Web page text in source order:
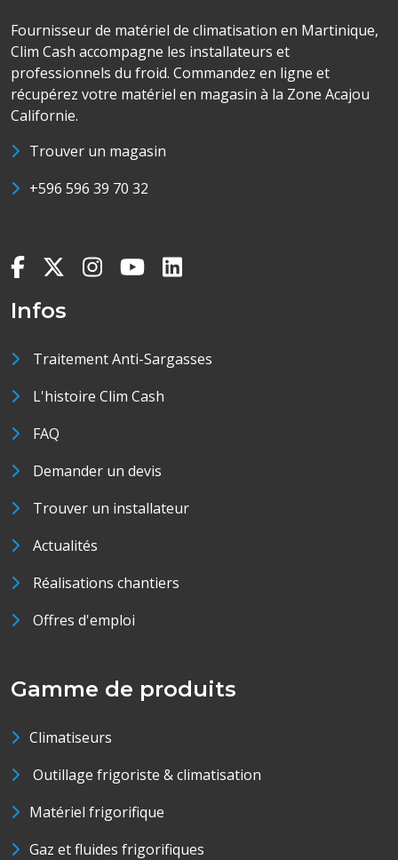
Fournisseur de matériel de climatisation en Martinique,
Clim Cash accompagne les installateurs et
professionnels du froid. Commandez en ligne et
récupérez votre matériel en magasin à la Zone Acajou
Californie.
Trouver un magasin
+596 596 39 70 32
Infos
Traitement Anti-Sargasses
L'histoire Clim Cash
FAQ
Demander un devis
Trouver un installateur
Actualités
Réalisations chantiers
Offres d'emploi
Gamme de produits
Climatiseurs
Outillage frigoriste & climatisation
Matériel frigorifique
Gaz et fluides frigorifiques